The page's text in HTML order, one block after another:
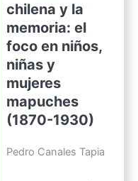
chilena y la
memoria: el
foco en niños,
niñas y
mujeres
mapuches
(1870-1930)
Pedro Canales Tapia